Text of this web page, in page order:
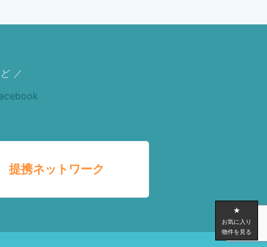
／
提携ネットワーク
★
お気に入り
物件を見る